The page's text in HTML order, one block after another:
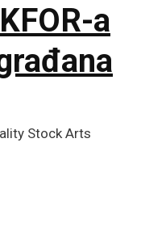
a
Stock Arts